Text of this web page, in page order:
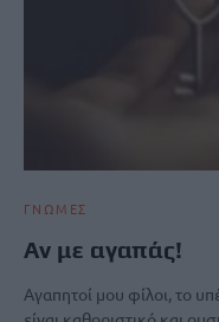
ΓΝΩΜΕΣ
Αν με αγαπάς!
Αγαπητοί μου φίλοι, το